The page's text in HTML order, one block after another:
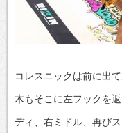
コレスニックは前に出
木もそこに左フックを
ディ、右ミドル、再び